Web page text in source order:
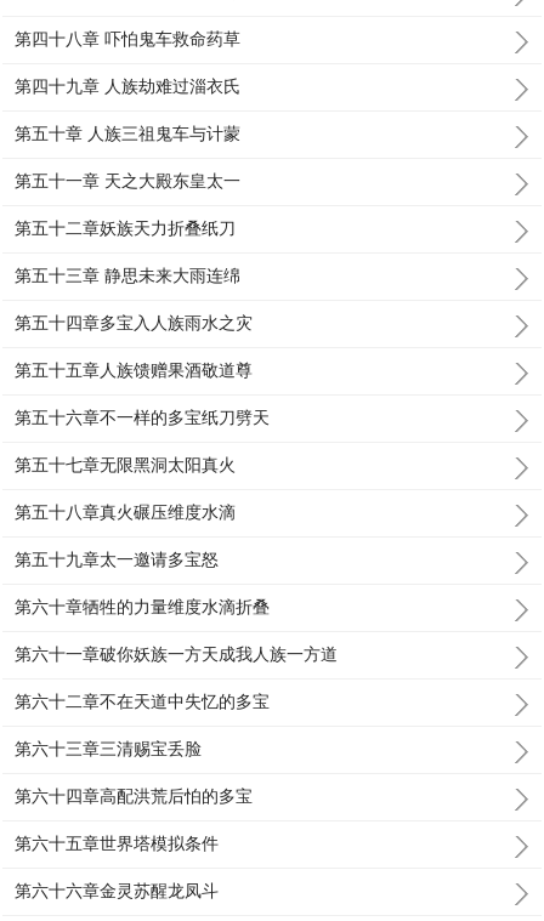
第四十八章 吓怕鬼车救命药草
第四十九章 人族劫难过淄衣氏
第五十章 人族三祖鬼车与计蒙
第五十一章 天之大殿东皇太一
第五十二章妖族天力折叠纸刀
第五十三章 静思未来大雨连绵
第五十四章多宝入人族雨水之灾
第五十五章人族馈赠果酒敬道尊
第五十六章不一样的多宝纸刀劈天
第五十七章无限黑洞太阳真火
第五十八章真火碾压维度水滴
第五十九章太一邀请多宝怒
第六十章牺牲的力量维度水滴折叠
第六十一章破你妖族一方天成我人族一方道
第六十二章不在天道中失忆的多宝
第六十三章三清赐宝丢脸
第六十四章高配洪荒后怕的多宝
第六十五章世界塔模拟条件
第六十六章金灵苏醒龙凤斗